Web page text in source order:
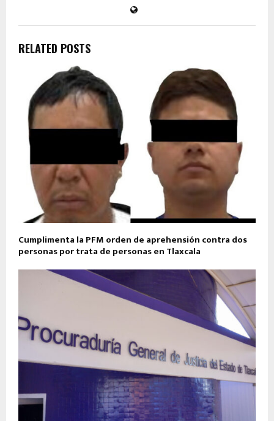
RELATED POSTS
Cumplimenta la PFM orden de aprehensión contra dos
personas por trata de personas en Tlaxcala